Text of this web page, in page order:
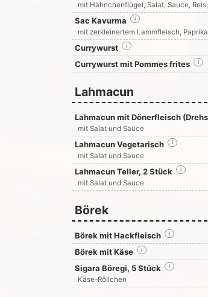
mit Hähnchenflügel, Salat, Sauce,
Sac Kavurma i
mit zerkleinertem Lammfleisch,
Currywurst i
Currywurst mit Pommes frites i
Lahmacun
Lahmacun mit Dönerfleisch
mit Salat und Sauce
Lahmacun Vegetarisch i
mit Salat und Sauce
Lahmacun Teller, 2 Stück i
mit Salat und Sauce
Börek
Börek mit Hackfleisch i
Börek mit Käse i
Sigara Böregi, 5 Stück i
Käse-Röllchen